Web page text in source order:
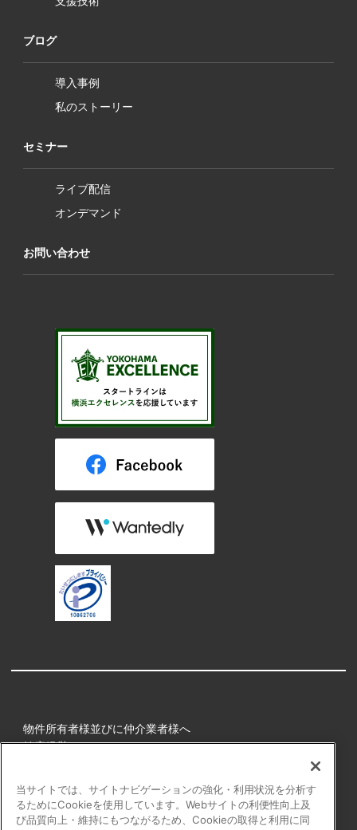
ブログ
導入事例
私のストーリー
セミナー
ライブ配信
オンデマンド
お問い合わせ
物件所有者様並びに仲介業者様へ
健康経営
プライバシーポリシー
当サイトでは、サイトナビゲーションの強化・利用状況を分析す
るためにCookieを使用しています。Webサイトの利便性向上及
び品質向上・維持にもつながるため、Cookieの取得と利用に同